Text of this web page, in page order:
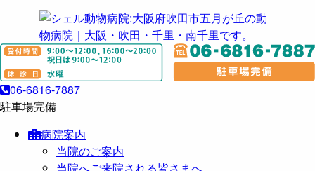
06-6816-7887
駐車場完備
病院案内
当院のご案内
当院へご来院される皆さまへ